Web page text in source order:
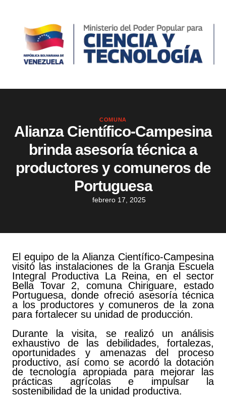
COMUNA
Alianza Científico-Campesina
brinda asesoría técnica a
productores y comuneros de
Portuguesa
febrero 17, 2025
El equipo de la Alianza Científico-Campesina
visitó las instalaciones de la Granja Escuela
Integral Productiva La Reina, en el sector
Bella Tovar 2, comuna Chiriguare, estado
Portuguesa, donde ofreció asesoría técnica
a los productores y comuneros de la zona
para fortalecer su unidad de producción.
Durante la visita, se realizó un análisis
exhaustivo de las debilidades, fortalezas,
oportunidades y amenazas del proceso
productivo, así como se acordó la dotación
de tecnología apropiada para mejorar las
prácticas agrícolas e impulsar la
sostenibilidad de la unidad productiva.